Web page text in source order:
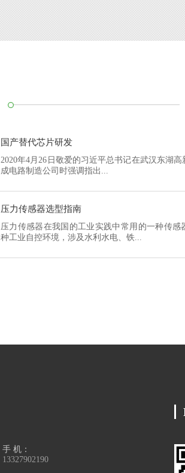
国产替代芯片研发
2020年4月26日敬爱的习近平总书记在武汉东湖
成电路制造公司时强调指出...
压力传感器选型指南
压力传感器在我国的工业实践中常用的一种传感
种工业自控环境，涉及水利水电、铁...
手 机：
13327902190